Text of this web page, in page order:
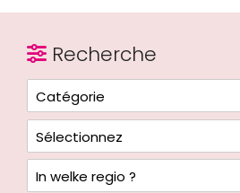
Recherche